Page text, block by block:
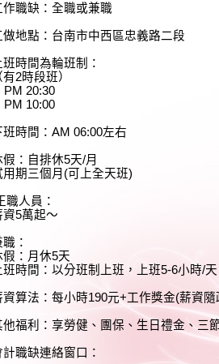
作職缺：全職或兼職
做地點：台南市中西區忠義路二段
班時間為輪班制：
有2時段班）
PM 20:30
PM 10:00
班時間：AM 06:00左右
假：自排休5天/月
用期三個月(可上全天班)
職人員：
資5萬起～
：
假：月休5天
班時間：以分班制上班，上班5-6小時/
資算法：每小時190元+工作獎金(薪資
他福利：享勞健、團保、生日禮金、三
計職缺連絡窗口：